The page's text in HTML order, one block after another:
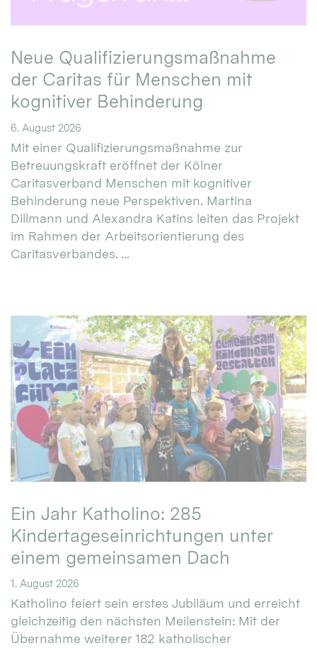
Neue Qualifizierungsmaßnahme
der Caritas für Menschen mit
kognitiver Behinderung
6. August 2026
Mit einer Qualifizierungsmaßnahme zur
Betreuungskraft eröffnet der Kölner
Caritasverband Menschen mit kognitiver
Behinderung neue Perspektiven. Martina
Dillmann und Alexandra Katins leiten das Projekt
im Rahmen der Arbeitsorientierung des
Caritasverbandes. ...
Ein Jahr Katholino: 285
Kindertageseinrichtungen unter
einem gemeinsamen Dach
1. August 2026
Katholino feiert sein erstes Jubiläum und erreicht
gleichzeitig den nächsten Meilenstein: Mit der
Übernahme weiterer 182 katholischer